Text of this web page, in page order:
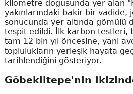
kilometre doğusunda yer alan
yakınlarındaki bakir bir vadide,
sonucunda yer altında gömülü
tespit edildi. İlk karbon testleri,
tam 12 bin yıl öncesine, yani
toplulukların yerleşik hayata
tarihlendiğini gösteriyor.
Göbeklitepe'nin